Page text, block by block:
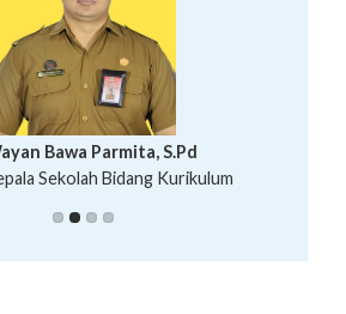
Suhartana, S.Pd.
Bawa Parmita, S.Pd
Sekolah Bidang Kurikulum
Aditya Pratita, S.Pd., M.Sn
Nopi Sutantri, S.Pd.